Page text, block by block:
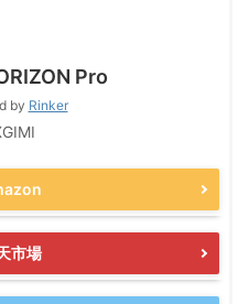
Pro
by Rinker
市場